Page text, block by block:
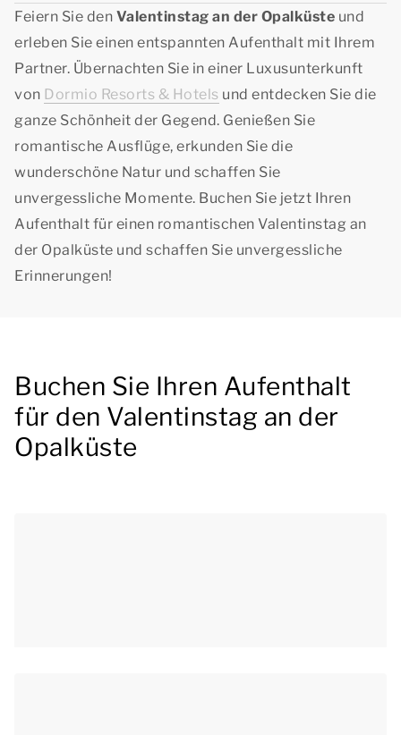
Feiern Sie den Valentinstag an der Opalküste und
erleben Sie einen entspannten Aufenthalt mit Ihrem
Partner. Übernachten Sie in einer Luxusunterkunft
von Dormio Resorts & Hotels und entdecken Sie die
ganze Schönheit der Gegend. Genießen Sie
romantische Ausflüge, erkunden Sie die
wunderschöne Natur und schaffen Sie
unvergessliche Momente. Buchen Sie jetzt Ihren
Aufenthalt für einen romantischen Valentinstag an
der Opalküste und schaffen Sie unvergessliche
Erinnerungen!
Buchen Sie Ihren Aufenthalt
für den Valentinstag an der
Opalküste